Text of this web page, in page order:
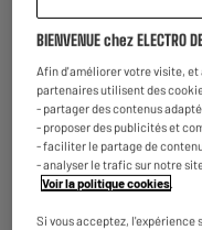
BIENVENUE chez ELECTRO
Afin d'améliorer votre visite, et
partenaires utilisent des
- partager des contenus
- proposer des publicités et
- faciliter le partage de
- analyser le trafic sur notre
Voir la politique cookies
Si vous acceptez, l'expérience